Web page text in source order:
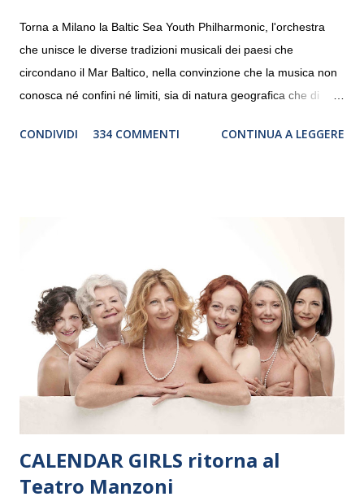
Torna a Milano la Baltic Sea Youth Philharmonic, l'orchestra
che unisce le diverse tradizioni musicali dei paesi che
circondano il Mar Baltico, nella convinzione che la musica non
conosca né confini né limiti, sia di natura geografica che di
debutterà il 10 settembre a Heiden, in Germania, e toccherà, in
“Settembre dell’Accademia” dove si esibirà per il secondo anno
consecutivo. Il pubblico milanese avrà il piacere di applaudire i
giovani artisti della Baltic Sea Youth Philharmonic per la quarta
volta. L’orchestra, fondata nel 2008 da Kristjan Järvi (affiancato
da un prestigioso consiglio di consulent...
CONDIVIDI 334 COMMENTI CONTINUA A LEGGERE
CALENDAR GIRLS ritorna al
Teatro Manzoni